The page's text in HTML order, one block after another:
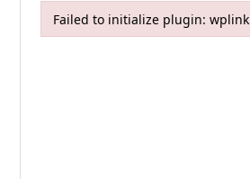
Failed to initialize plugin: wplink
Failed to initialize plugin: wplink